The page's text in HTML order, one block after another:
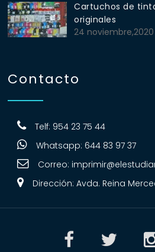
Cartuchos de
originales
24 noviembre,2020
Contacto
Telf: 954 23 75 44
Whatsapp: 644 83 97 37
Correo:
Dirección: Avda. Reina